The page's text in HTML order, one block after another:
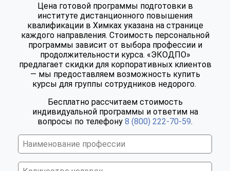
Цена готовой программы подготовки в
институте дистанционного повышения
квалификации в Химках указана на странице
каждого направления. Стоимость персональной
программы зависит от выбора профессии и
продолжительности курса. «ЭКОДПО»
предлагает скидки для корпоративных клиентов
— мы предоставляем возможность купить
курсы для группы сотрудников недорого.
Бесплатно рассчитаем стоимость
индивидуальной программы и ответим на
вопросы по телефону 8 (800) 222-70-59.